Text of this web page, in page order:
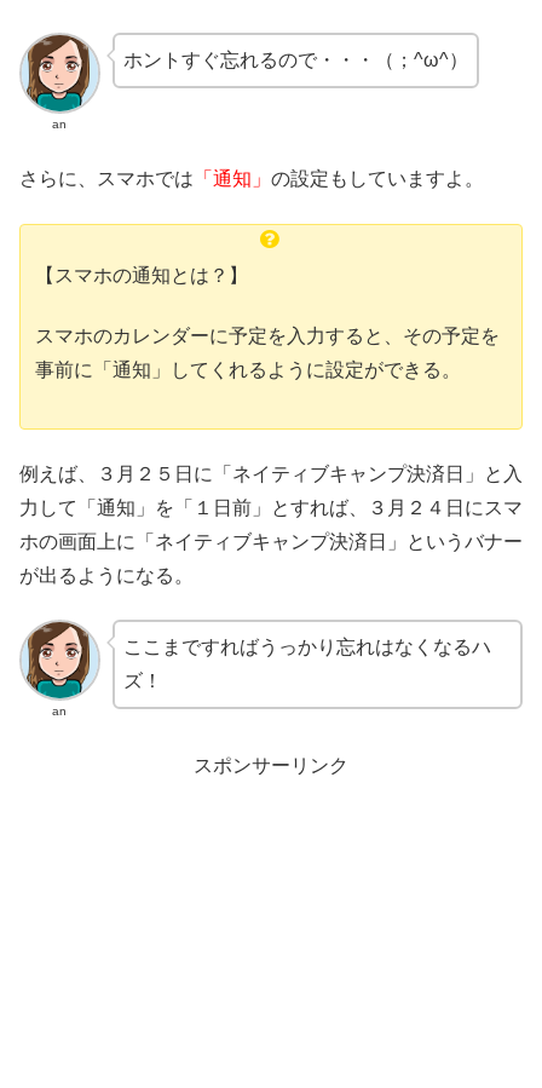
an
ホントすぐ忘れるので・・・（；^ω^）
さらに、スマホでは 「通知」 の設定もしていますよ。
【スマホの通知とは？】
スマホのカレンダーに予定を入力すると、その予定を
事前に「通知」してくれるように設定ができる。
例えば、３月２５日に「ネイティブキャンプ決済日」と入
力して「通知」を「１日前」とすれば、３月２４日にスマ
ホの画面上に「ネイティブキャンプ決済日」というバナー
が出るようになる。
an
ここまですればうっかり忘れはなくなるハ
ズ！
スポンサーリンク